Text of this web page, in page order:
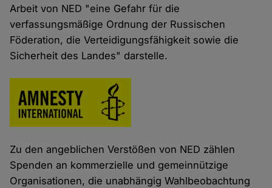
Arbeit von NED "eine Gefahr für die
verfassungsmäßige Ordnung der Russischen
Föderation, die Verteidigungsfähigkeit sowie die
Sicherheit des Landes" darstelle.
Zu den angeblichen Verstößen von NED zählen
Spenden an kommerzielle und gemeinnützige
Organisationen, die unabhängig Wahlbeobachtung